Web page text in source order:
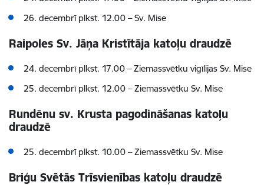
26. decembrī plkst. 12.00 – Sv. Mise
Raipoles Sv. Jāņa Kristītāja katoļu draudzē
24. decembrī plkst. 17.00 –Ziemassvētku vigīlijas Sv. Mise
25. decembrī plkst. 12.00 –Ziemassvētku Sv. Mise
Rundēnu sv. Krusta pagodināšanas katoļu
draudzē
25. decembrī plkst. 10.00 –Ziemassvētku Sv. Mise
Briģu Svētās Trīsvienības katoļu draudzē